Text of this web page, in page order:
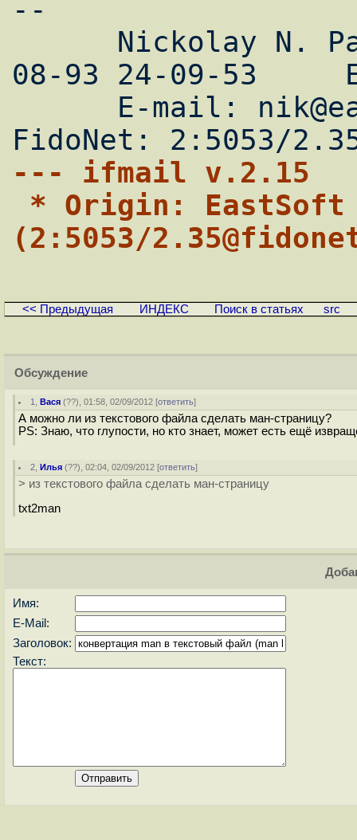
--
08-93 24-09-53
--- ifmail v.2.15
(2:5053/
<< Предыдущая ИНДЕКС Поиск в статьях src
Обсуждение
1 ,Вася (??), 01:58, 02/09/2012 [ответить]
А можно ли из текстового файла сделать ман-страницу?
PS: Знаю, что глупости, но кто знает, может есть ещё
2 ,Илья (??), 02:04, 02/09/2012 [ответить]
> из текстового файла сделать ман-страницу
txt2man
Имя:
E-Mail:
Заголовок:
Текст: